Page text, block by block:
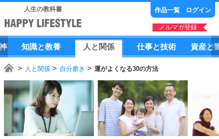
人生の教科書 作品一覧 ログイン
メルマガ登録
知識と教養 人 と 関係 仕事と技術 資産と
人と関係 自分磨き 運がよくなる30の方法